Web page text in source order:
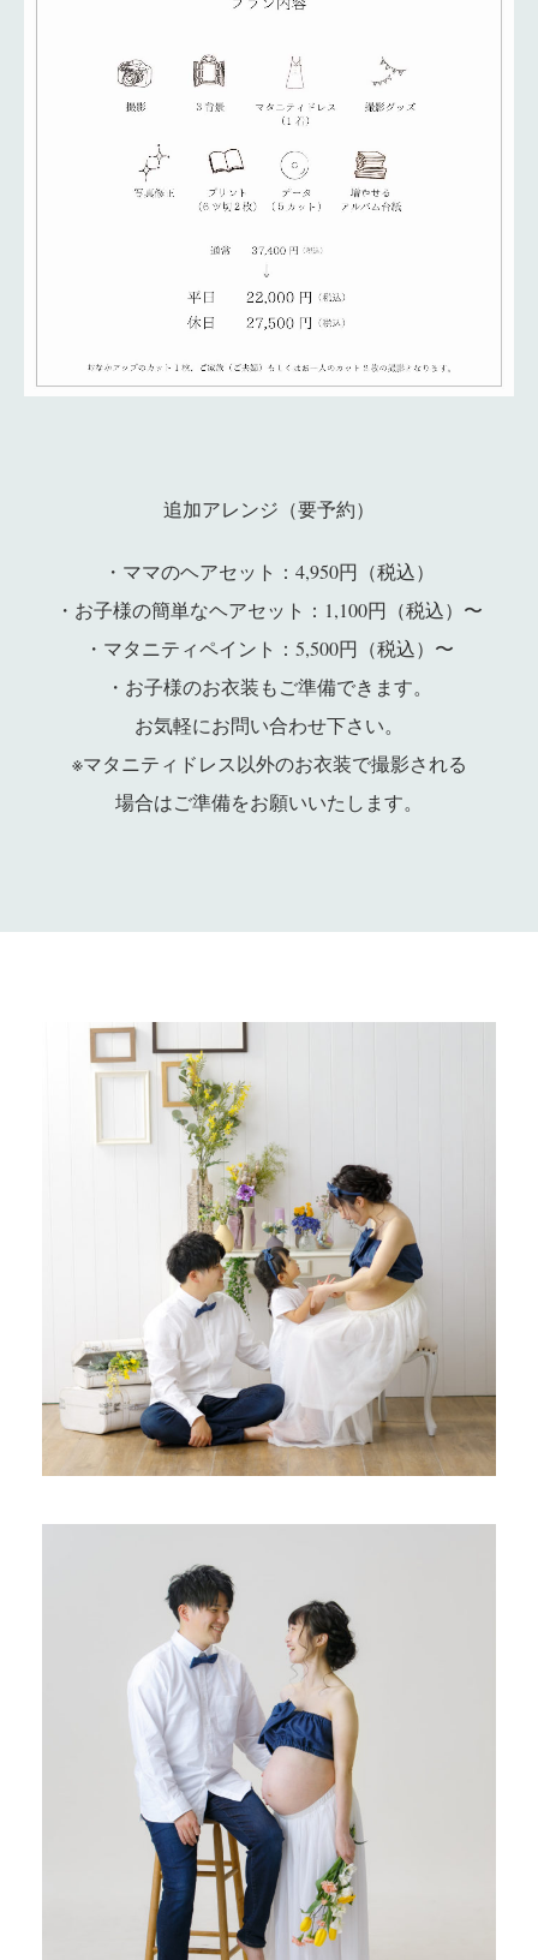
追加アレンジ（要予約）
・ママのヘアセット：4,950円（税込）
・お子様の簡単なヘアセット：1,100円（税込）〜
・マタニティペイント：5,500円（税込）〜
・お子様のお衣装もご準備できます。
お気軽にお問い合わせ下さい。
※マタニティドレス以外のお衣装で撮影される
場合はご準備をお願いいたします。